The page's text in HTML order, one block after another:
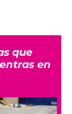
que
en